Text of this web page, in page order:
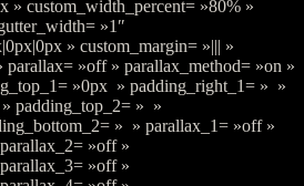
» custom_width_percent= »80% »
»1″
» custom_margin= »||| »
»off » parallax_method= »on »
»0px » padding_right_1= » »
padding_top_2= » »
» » parallax_1= »off »
»off »
»off »